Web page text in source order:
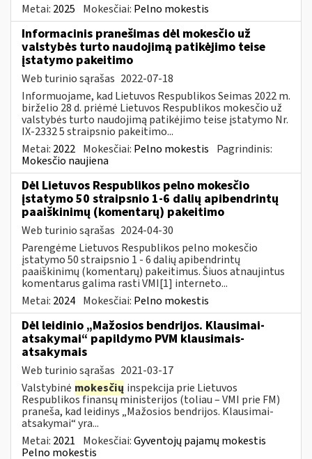
Metai: 2025 Mokesčiai: Pelno mokestis
Informacinis pranešimas dėl mokesčio už
valstybės turto naudojimą patikėjimo teise
įstatymo pakeitimo
Web turinio sąrašas 2022-07-18
Informuojame, kad Lietuvos Respublikos Seimas 2022 m.
birželio 28 d. priėmė Lietuvos Respublikos mokesčio už
valstybės turto naudojimą patikėjimo teise įstatymo Nr.
IX-2332 5 straipsnio pakeitimo...
Metai: 2022 Mokesčiai: Pelno mokestis Pagrindinis:
Mokesčio naujiena
Dėl Lietuvos Respublikos pelno mokesčio
įstatymo 50 straipsnio 1-6 dalių apibendrintų
paaiškinimų (komentarų) pakeitimo
Web turinio sąrašas 2024-04-30
Parengėme Lietuvos Respublikos pelno mokesčio
įstatymo 50 straipsnio 1 - 6 dalių apibendrintų
paaiškinimų (komentarų) pakeitimus. Šiuos atnaujintus
komentarus galima rasti VMI[1] interneto...
Metai: 2024 Mokesčiai: Pelno mokestis
Dėl leidinio „Mažosios bendrijos. Klausimai-
atsakymai“ papildymo PVM klausimais-
atsakymais
Web turinio sąrašas 2021-03-17
Valstybinė mokesčių inspekcija prie Lietuvos
Respublikos finansų ministerijos (toliau – VMI prie FM)
praneša, kad leidinys „Mažosios bendrijos. Klausimai-
atsakymai“ yra...
Metai: 2021 Mokesčiai:Gyventojų pajamų mokestis
Pelno mokestis